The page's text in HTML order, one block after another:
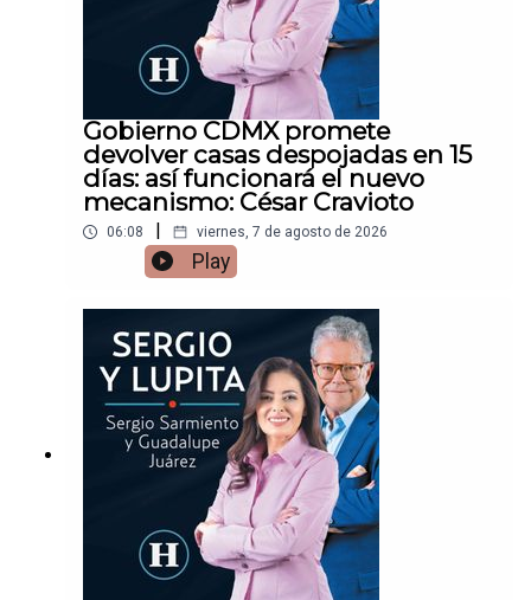
Gobierno CDMX promete
devolver casas despojadas en 15
días: así funcionará el nuevo
mecanismo: César Cravioto
06:08 viernes, 7 de agosto de 2026
Play